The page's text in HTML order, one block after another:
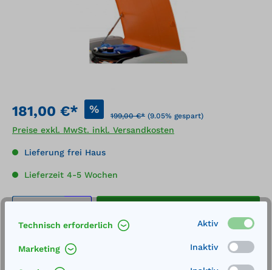
181,00 €* %
199,00 €* (9.05% gespart)
Preise exkl. MwSt. inkl. Versandkosten
Lieferung frei Haus
Lieferzeit 4-5 Wochen
Produkt Anzahl: Gib den gewünschten
Artikel-Nummer:
Technisch erforderlich Aktiv
Marketing Inaktiv